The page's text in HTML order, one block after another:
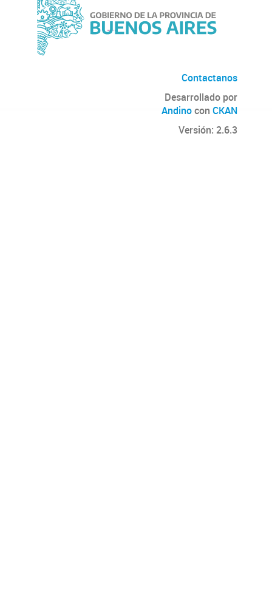
Contactanos
Desarrollado por
Andinocon CKAN
Versión: 2.6.3